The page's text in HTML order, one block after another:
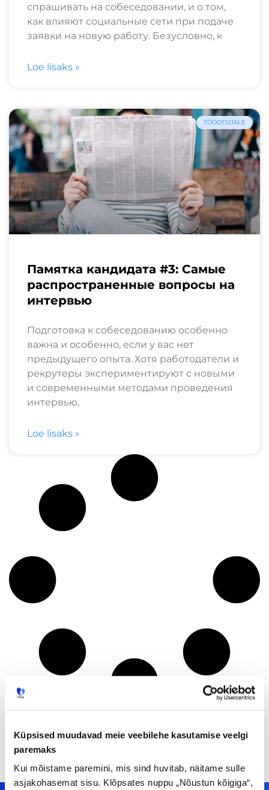
Küpsised muudavad meie veebilehe kasutamise veelgi
paremaks
Kui mõistame paremini, mis sind huvitab, näitame sulle
asjakohasemat sisu. Klõpsates nuppu „Nõustun kõigiga“,
спрашивать на собеседовании, и о том,
как влияют социальные сети при подаче
заявки на новую работу. Безусловно, к
Loe lisaks »
TÖÖOTSIJALE
Памятка кандидата #3: Самые
распространенные вопросы на
интервью
Подготовка к собеседованию особенно
важна и особенно, если у вас нет
предыдущего опыта. Хотя работодатели и
рекрутеры экспериментируют с новыми
и современными методами проведения
интервью,
Loe lisaks »